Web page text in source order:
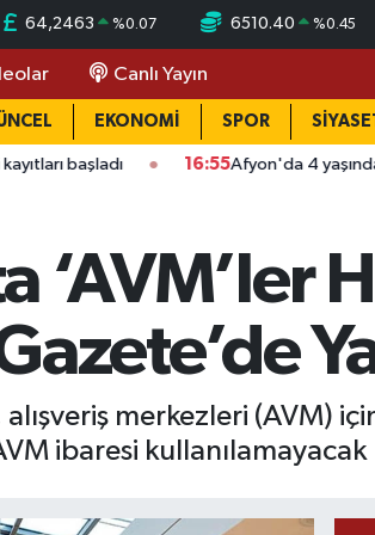
64,2463 %0.07 6510.40 %0.45
Canlı Yayın
EKONOMİ SPOR
16:55 Afyon'da 4 yaşındaki
‘AVM’ler
merkezleri (AVM)
ibaresi kullanılamayacak